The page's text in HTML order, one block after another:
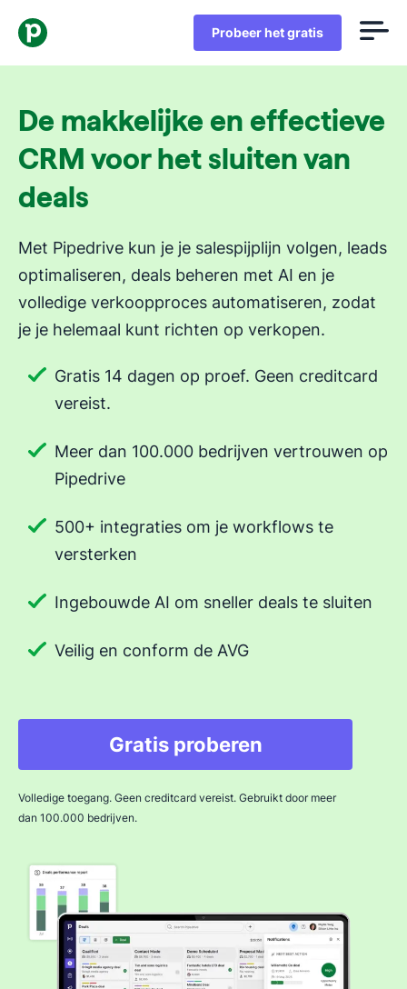
Probeer het gratis
De makkelijke en effectieve
CRM voor het sluiten van
deals
Met Pipedrive kun je je salespijplijn volgen, leads
optimaliseren, deals beheren met AI en je
volledige verkoopproces automatiseren, zodat
je je helemaal kunt richten op verkopen.
Gratis 14 dagen op proef. Geen creditcard
vereist.
Meer dan 100.000 bedrijven vertrouwen op
Pipedrive
500+ integraties om je workflows te
versterken
Ingebouwde AI om sneller deals te sluiten
Veilig en conform de AVG
Gratis proberen
Volledige toegang. Geen creditcard vereist. Gebruikt door meer
dan 100.000 bedrijven.